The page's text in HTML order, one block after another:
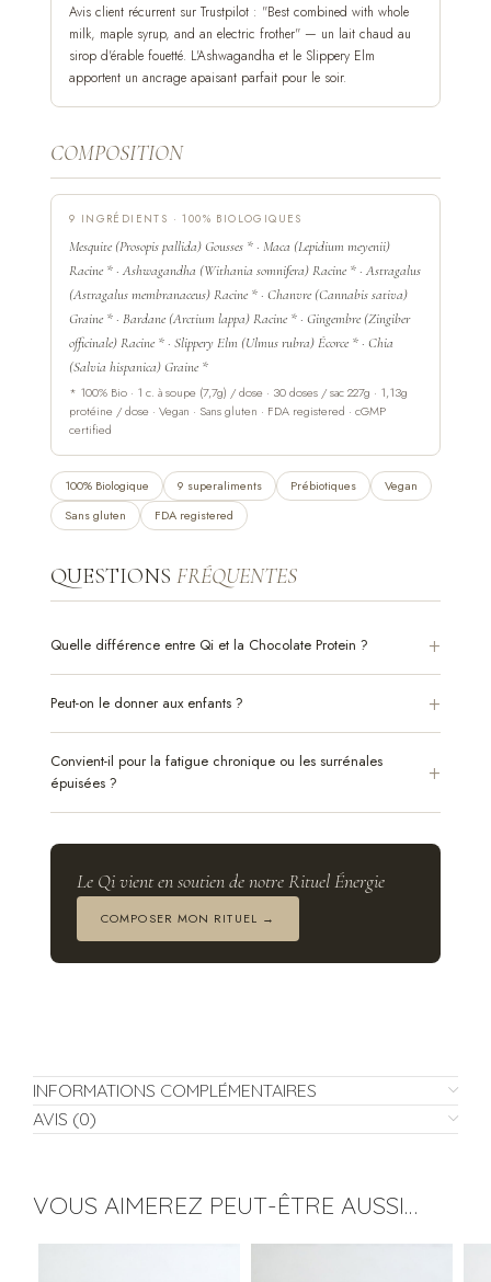
Avis client récurrent sur Trustpilot : "Best combined with whole
milk, maple syrup, and an electric frother" — un lait chaud au
sirop d'érable fouetté. L'Ashwagandha et le Slippery Elm
apportent un ancrage apaisant parfait pour le soir.
COMPOSITION
9 INGRÉDIENTS · 100% BIOLOGIQUES
Mesquite (Prosopis pallida) Gousses * · Maca (Lepidium meyenii)
Racine * · Ashwagandha (Withania somnifera) Racine * · Astragalus
(Astragalus membranaceus) Racine * · Chanvre (Cannabis sativa)
Graine * · Bardane (Arctium lappa) Racine * · Gingembre (Zingiber
officinale) Racine * · Slippery Elm (Ulmus rubra) Écorce * · Chia
(Salvia hispanica) Graine *
* 100% Bio · 1 c. à soupe (7,7g) / dose · 30 doses / sac 227g · 1,13g
protéine / dose · Vegan · Sans gluten · FDA registered · cGMP
certified
100% Biologique 9 superaliments Prébiotiques
Vegan
Sans gluten
FDA registered
QUESTIONS FRÉQUENTES
Quelle différence entre Qi et la Chocolate Protein ?
Peut-on le donner aux enfants ?
Convient-il pour la fatigue chronique ou les surrénales
épuisées ?
Le Qi vient en soutien de notre Rituel Énergie
COMPOSER MON RITUEL →
INFORMATIONS COMPLÉMENTAIRES
AVIS (0)
VOUS AIMEREZ PEUT-ÊTRE AUSSI…